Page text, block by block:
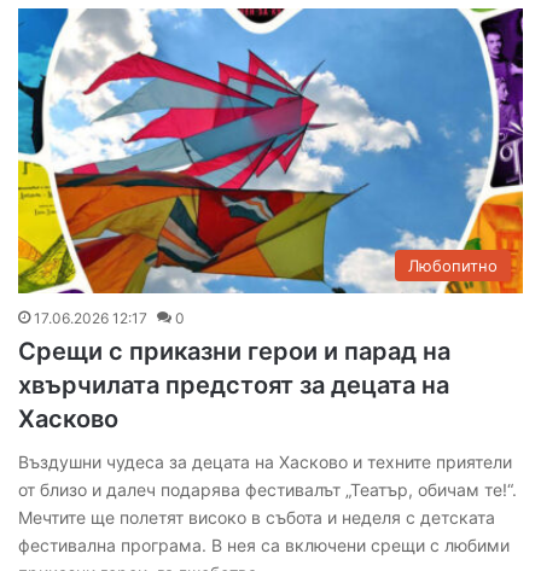
Любопитно
17.06.2026 12:17 0
Срещи с приказни герои и парад на
хвърчилата предстоят за децата на
Хасково
Въздушни чудеса за децата на Хасково и техните приятели
от близо и далеч подарява фестивалът „Театър, обичам те!“.
Мечтите ще полетят високо в събота и неделя с детската
фестивална програма. В нея са включени срещи с любими